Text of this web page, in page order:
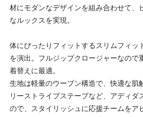
材にモダンなデザインを組み合わせて、
なルックスを実現。
体にぴったりフィットするスリムフィッ
を演出。フルジップクロージャーなの
着替えに最適。
生地は軽量のウーブン構造で、快適な肌
リーストライプステープなど、アディ
ので、スタイリッシュに応援チームをア